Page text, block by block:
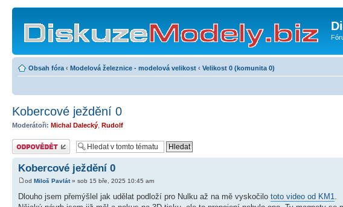
Obsah fóra ‹ Modelová železnice - modelová velikost ‹ Velikost 0 (komunita 0)
Kobercové ježdění 0
Moderátoři: Michal Dalecký Rudolf
Odeslat odpověď
Kobercové ježdění 0
od Miloš Pavlát» sob 15 bře, 2025 10:45 am
Dlouho jsem přemýšlel jak udělat podloží pro Nulku až na mě vyskočilo toto video od KM1.